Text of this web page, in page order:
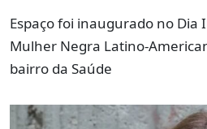
Espaço foi inaugurado no Dia
Mulher Negra Latino-
bairro da Saúde